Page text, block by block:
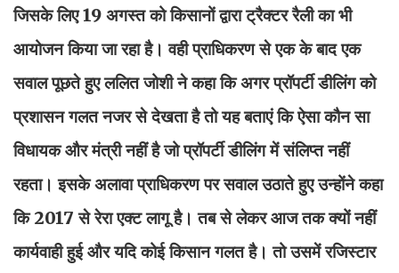
जिसके लिए 19 अगस्त को किसानों द्वारा ट्रैक्टर रैली का भी
आयोजन किया जा रहा है। वही प्राधिकरण से एक के बाद एक
सवाल पूछते हुए ललित जोशी ने कहा कि अगर प्रॉपर्टी डीलिंग को
प्रशासन गलत नजर से देखता है तो यह बताएं कि ऐसा कौन सा
विधायक और मंत्री नहीं है जो प्रॉपर्टी डीलिंग में संलिप्त नहीं
रहता। इसके अलावा प्राधिकरण पर सवाल उठाते हुए उन्होंने कहा
कि 2017 से रेरा एक्ट लागू है। तब से लेकर आज तक क्यों नहीं
कार्यवाही हुई और यदि कोई किसान गलत है। तो उसमें रजिस्टार